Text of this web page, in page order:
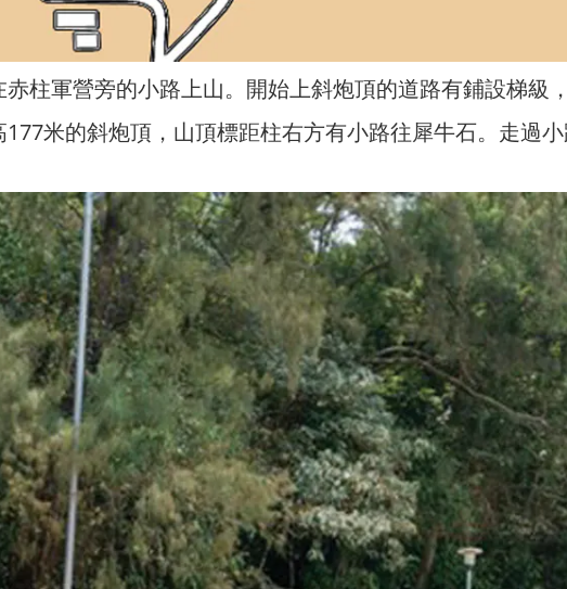
柱軍營旁的小路上山。開始上斜炮頂的道路有鋪設梯級，
米的斜炮頂，山頂標距柱右方有小路往犀牛石。走過